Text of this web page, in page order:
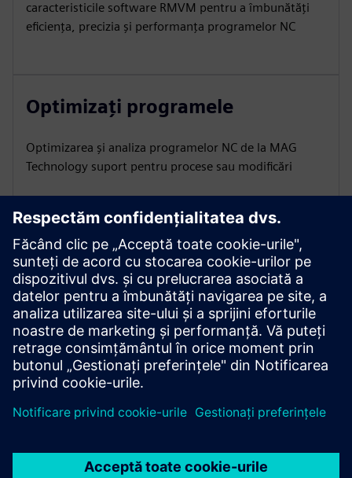
caracteristicile software RMVM pentru a îmbunătăți
eficiența, precizia și performanța programelor NC
Optimizați programele
Optimizarea și analiza programelor NC de la MAG
Technology suport pentru procese sau modificări
Sprijin din partea MAG
Pachet de asistență pentru clienți pentru întrebări,
depanare și training cu asistență rapidă și profundă
pentru întrebări sau depanare de la MAG Service